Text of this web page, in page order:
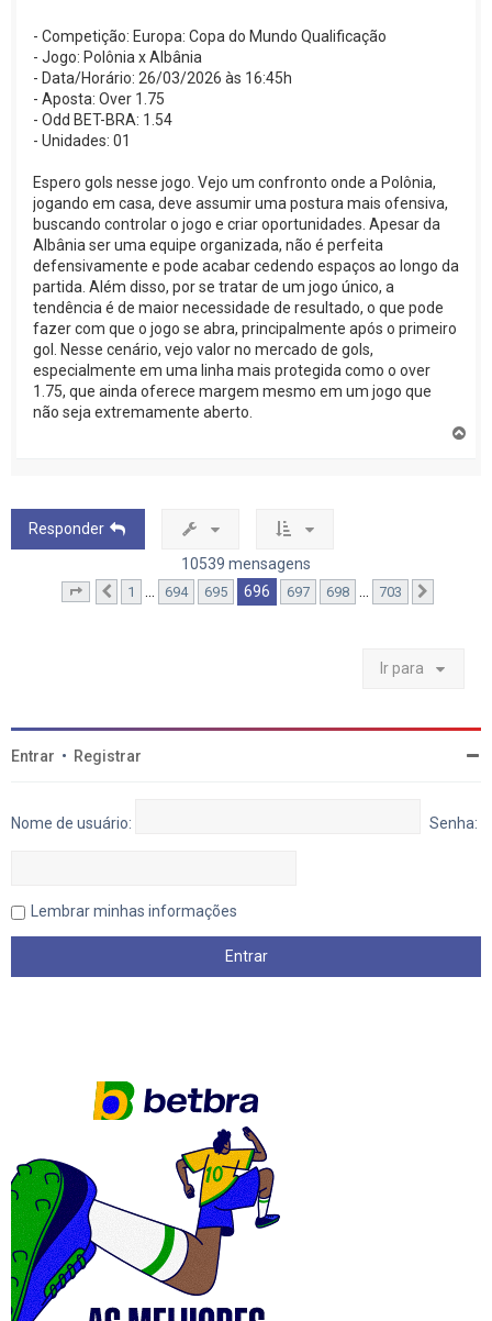
- Competição: Europa: Copa do Mundo Qualificação
- Jogo: Polônia x Albânia
- Data/Horário: 26/03/2026 às 16:45h
- Aposta: Over 1.75
- Odd BET-BRA: 1.54
- Unidades: 01
Espero gols nesse jogo. Vejo um confronto onde a Polônia,
jogando em casa, deve assumir uma postura mais ofensiva,
buscando controlar o jogo e criar oportunidades. Apesar da
Albânia ser uma equipe organizada, não é perfeita
defensivamente e pode acabar cedendo espaços ao longo da
partida. Além disso, por se tratar de um jogo único, a
tendência é de maior necessidade de resultado, o que pode
fazer com que o jogo se abra, principalmente após o primeiro
gol. Nesse cenário, vejo valor no mercado de gols,
especialmente em uma linha mais protegida como o over
1.75, que ainda oferece margem mesmo em um jogo que
não seja extremamente aberto.
Responder
10539 mensagens
Página696de703
Anterior
1 … 694 695 696 697 698 … 703
Ir para
Entrar • Registrar
Nome de usuário: Senha:
Lembrar minhas informações